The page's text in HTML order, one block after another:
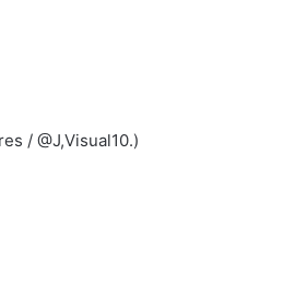
/ @J,Visual10.)